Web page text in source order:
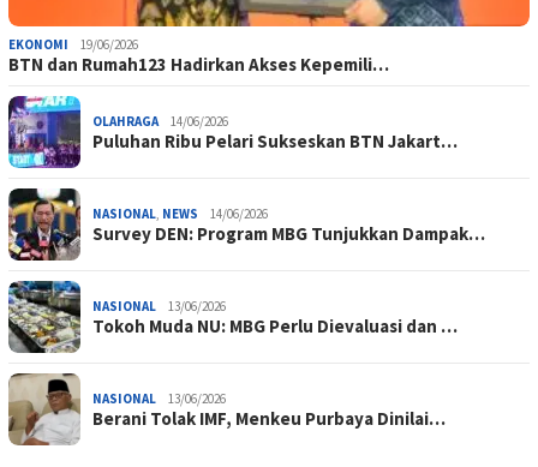
EKONOMI 19/06/2026
BTN dan Rumah123 Hadirkan Akses Kepemili…
OLAHRAGA 14/06/2026
Puluhan Ribu Pelari Sukseskan BTN Jakart…
NASIONAL NEWS 14/06/2026
Survey DEN: Program MBG Tunjukkan Dampak…
NASIONAL 13/06/2026
Tokoh Muda NU: MBG Perlu Dievaluasi dan …
NASIONAL 13/06/2026
Berani Tolak IMF, Menkeu Purbaya Dinilai…